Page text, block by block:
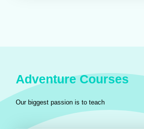
Adventure Courses
Our biggest passion is to teach